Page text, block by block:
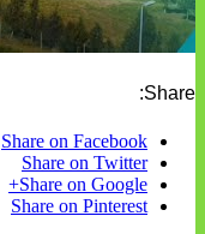
Share:
Share on Facebook
Share on Twitter
Share on Google+
Share on Pinterest